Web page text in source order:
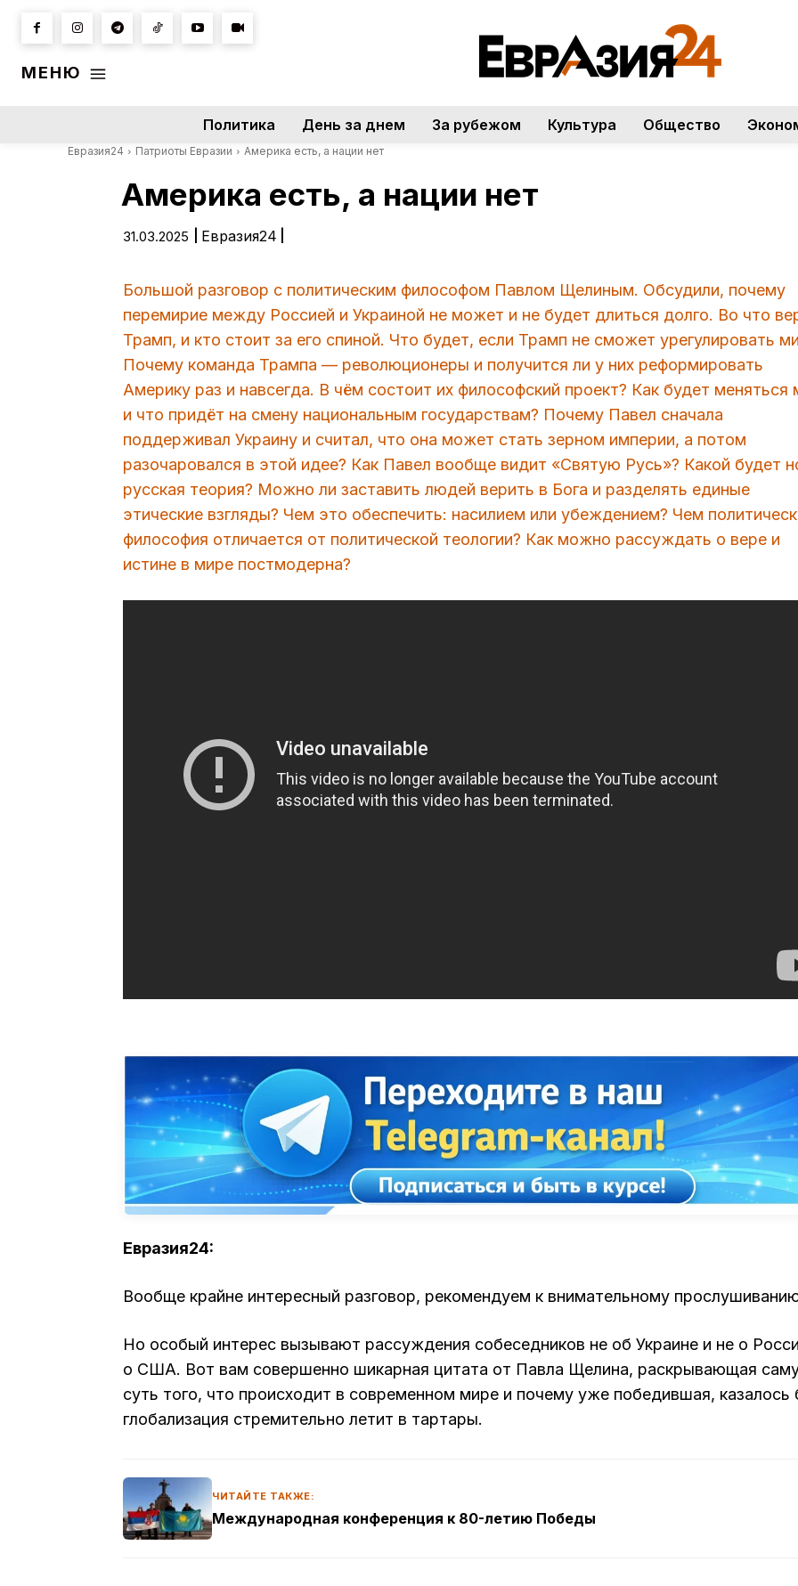
МЕНЮ
Политика День за днем За рубежом Культура Общество
Евразия24 Патриоты Евразии Америка есть, а нации нет
Америка есть, а нации нет
31.03.2025 Евразия24
Большой разговор с политическим философом Павлом Щелиным. Обсудили, почему
перемирие между Россией и Украиной не может и не будет длиться долго. Во что
Трамп, и кто стоит за его спиной. Что будет, если Трамп не сможет урегулировать
Почему команда Трампа — революционеры и получится ли у них реформировать
Америку раз и навсегда. В чём состоит их философский проект? Как будет меняться
и что придёт на смену национальным государствам? Почему Павел сначала
поддерживал Украину и считал, что она может стать зерном империи, а потом
разочаровался в этой идее? Как Павел вообще видит «Святую Русь»? Какой будет
русская теория? Можно ли заставить людей верить в Бога и разделять единые
этические взгляды? Чем это обеспечить: насилием или убеждением? Чем
философия отличается от политической теологии? Как можно рассуждать о вере и
истине в мире постмодерна?
Евразия24:
Вообще крайне интересный разговор, рекомендуем к внимательному
Но особый интерес вызывают рассуждения собеседников не об Украине и не о
о США. Вот вам совершенно шикарная цитата от Павла Щелина, раскрывающая
суть того, что происходит в современном мире и почему уже победившая, казалось
глобализация стремительно летит в тартары.
ЧИТАЙТЕ ТАКЖЕ:
Международная конференция к 80-летию Победы